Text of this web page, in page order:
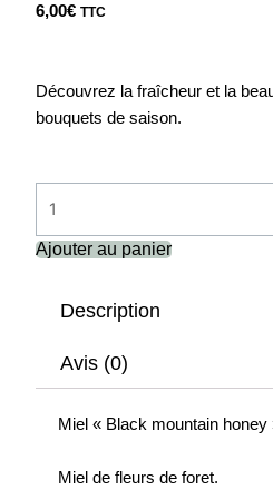
6,00€ TTC
Découvrez la fraîcheur et la
bouquets de saison.
de
Miel
mountain
Ajouter au panier
Description
Avis (0)
Miel « Black mountain honey
Miel de fleurs de foret.